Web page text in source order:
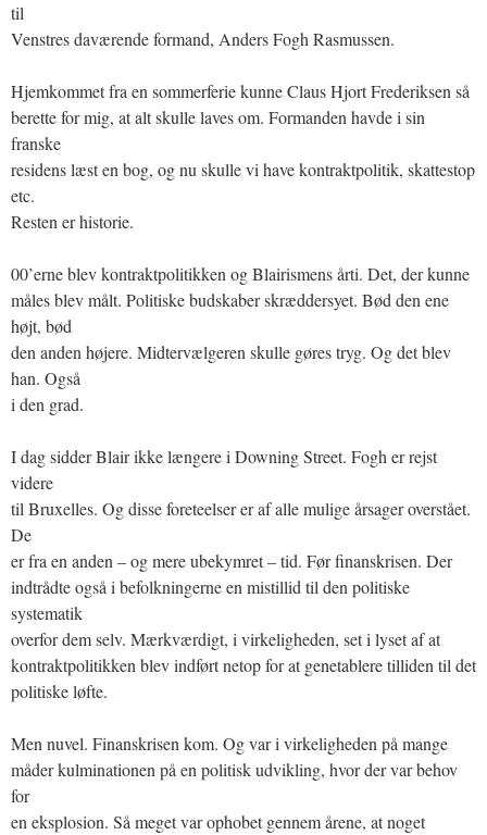
til
Venstres daværende formand, Anders Fogh Rasmussen.
Hjemkommet fra en sommerferie kunne Claus Hjort Frederiksen så
berette for mig, at alt skulle laves om. Formanden havde i sin
franske
residens læst en bog, og nu skulle vi have kontraktpolitik, skattestop
etc.
Resten er historie.
00’erne blev kontraktpolitikken og Blairismens årti. Det, der kunne
måles blev målt. Politiske budskaber skræddersyet. Bød den ene
højt, bød
den anden højere. Midtervælgeren skulle gøres tryg. Og det blev
han. Også
i den grad.
I dag sidder Blair ikke længere i Downing Street. Fogh er rejst
videre
til Bruxelles. Og disse foreteelser er af alle mulige årsager overstået.
De
er fra en anden – og mere ubekymret – tid. Før finanskrisen. Der
indtrådte også i befolkningerne en mistillid til den politiske
systematik
overfor dem selv. Mærkværdigt, i virkeligheden, set i lyset af at
kontraktpolitikken blev indført netop for at genetablere tilliden til det
politiske løfte.
Men nuvel. Finanskrisen kom. Og var i virkeligheden på mange
måder kulminationen på en politisk udvikling, hvor der var behov
for
en eksplosion. Så meget var ophobet gennem årene, at noget